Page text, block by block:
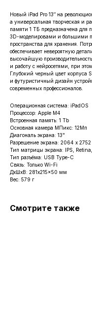
Новый iPad Pro 13″ на
а универсальная творческая и
памяти 1 ТБ предназначена для
3D-моделировами и большими
пространства для хранения.
обеспечивает невероятную
высочайшую
и работу с нейросетями, при
Глубокий черный цвет корпуса
и футуристичный дизайн
современных профессионалов.
Операционная система: iPadOS
Процессор: Apple M4
Встроенная память: 1 Tb
Основная камера МПикс: 12Мп
Диагональ экрана: 13"
Разрешение экрана: 2064 x 2752
Тип матрицы экрана: IPS,
Тип разъёма: USB Type-C
Связь: Только Wi-Fi
ДxШxВ: 281x215x50 мм
Вес: 579 г
Смотрите также